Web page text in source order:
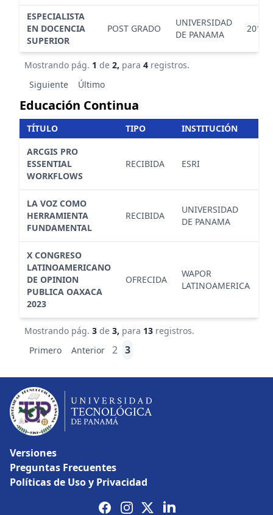
ESPECIALISTA
EN DOCENCIA
SUPERIOR
POST GRADO
UNIVERSIDAD
DE PANAMA
2016
Mostrando pág. 1 de 2, para 4 registros.
Siguiente
Último
Educación Continua
TÍTULO TIPO INSTITUCIÓN
ARCGIS PRO
ESSENTIAL
WORKFLOWS
RECIBIDA ESRI
LA VOZ COMO
HERRAMIENTA
FUNDAMENTAL
RECIBIDA
UNIVERSIDAD
DE PANAMA
X CONGRESO
LATINOAMERICANO
DE OPINION
PUBLICA OAXACA
2023
OFRECIDA
WAPOR
LATINOAMERICA
Mostrando pág. 3 de 3, para 13 registros.
Primero
Anterior 2 3
Versiones
Preguntas Frecuentes
Políticas de Uso y Privacidad